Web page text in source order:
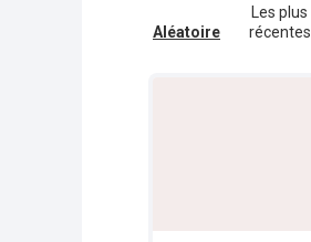
Aléatoire
Les plus
récentes